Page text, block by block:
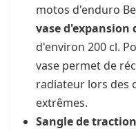
motos d'enduro
vase d'expansion
d'environ 200 cl.
vase permet de
radiateur lors des
extrêmes.
Sangle de